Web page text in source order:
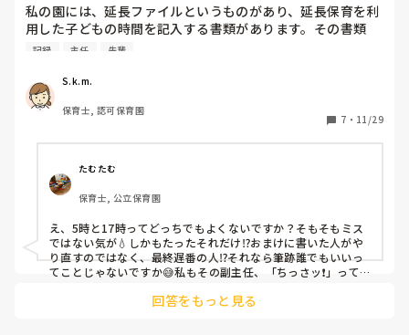
私の園には、延長ファイルというものがあり、延長保育を利
用した子どもの時間を記入する書類があります。その書類
は、受け渡しを担当した人が時間を記入するものですが、最
綴じるという仕組みです。
ある日。
「ここ、書き間違えてるから後で書き換えてね。」
と先輩に冷たく言われました。
その書類を見ると、《5時 》と書くべき所を《17時》と書い
てありました。その日の1番遅出だったのが私だったので私
に書き直すように言ってきたのだと思います。しかし、その
書類の筆跡を見ると、明らかに私の字ではありませんでし
た。つまり、その子どもを対応した別の人が書いてくれてい
が書き直すべきなのは、理解します。
記録 主任 先輩
S.k.m.
保育士, 認可保育園
7 ・ 11/29
たむたむ
保育士, 公立保育園
え、5時と17時ってどっちでもよくないですか？そもそもミス
ではない気が💧しかもたったそれだけ⁉️おまけに書いた人がや
り直すのではなく、最終遅番の人⁉️それなら筆跡誰でもいいっ
てことじゃないですか😅私もその副主任、「ちっさッ❗️」って
回答をもっと見る